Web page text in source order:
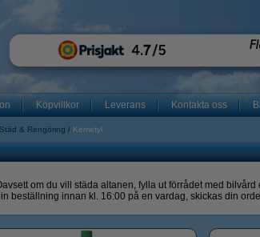
Köpvillkor Leverans Kontakta oss
Städ & Rengöring Kemetyl
om du vill städa altanen, fylla ut förrådet med
beställning innan kl. 16:00 på en vardag, skickas din